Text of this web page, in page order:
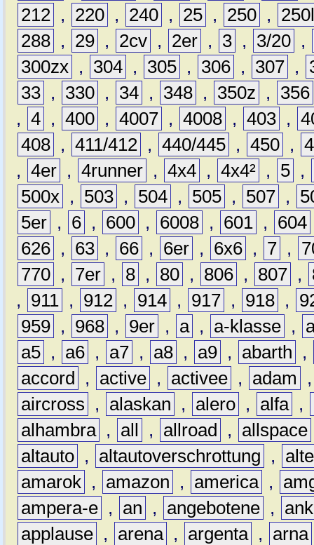
212 , 220 , 240 , 25 , 250 ,
288 , 29 , 2cv , 2er , 3 , 3/20 ,
300zx , 304 , 305 , 306 , 307 ,
33 , 330 , 34 , 348 , 350z ,
356
, 4 , 400 , 4007 , 4008 , 403 ,
408 , 411/412 , 440/445 , 450 ,
, 4er , 4runner , 4x4 , 4x4² , 5 ,
500x , 503 , 504 , 505 , 507 ,
5er , 6 , 600 , 6008 , 601 , 604
626 , 63 , 66 , 6er , 6x6 , 7 ,
770 , 7er , 8 , 80 , 806 , 807 ,
,
911 , 912 , 914 , 917 , 918 ,
959 , 968 , 9er , a , a-klasse ,
a5 , a6 , a7 , a8 , a9 , abarth
,
accord
, active , activee , adam
aircross
, alaskan , alero , alfa ,
alhambra , all , allroad , allspace
altauto , altautoverschrottung ,
amarok , amazon , america ,
ampera-e , an , angebotene ,
applause , arena , argenta , arna